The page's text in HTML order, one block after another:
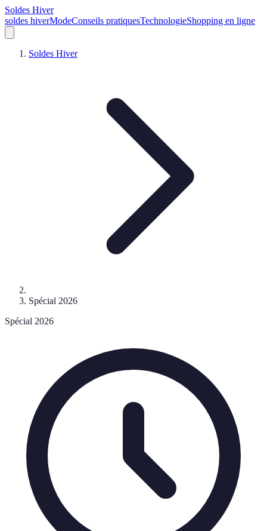
Soldes Hiver
soldes hiverModeConseils pratiquesTechnologieShopping en ligne
Soldes Hiver
Spécial 2026
Spécial 2026